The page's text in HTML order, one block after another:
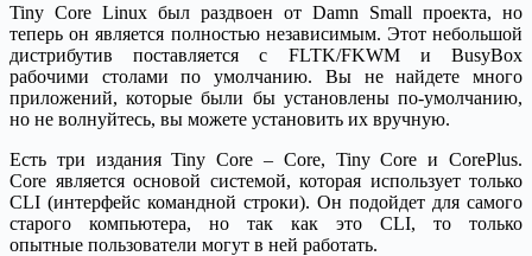
Tiny Core Linux был раздвоен от Damn Small проекта, но
теперь он является полностью независимым. Этот небольшой
дистрибутив поставляется с FLTK/FKWM и BusyBox
рабочими столами по умолчанию. Вы не найдете много
приложений, которые были бы установлены по-умолчанию,
но не волнуйтесь, вы можете установить их вручную.
Есть три издания Tiny Core – Core, Tiny Core и CorePlus.
Core является основой системой, которая использует только
CLI (интерфейс командной строки). Он подойдет для самого
старого компьютера, но так как это CLI, то только
опытные пользователи могут в ней работать.